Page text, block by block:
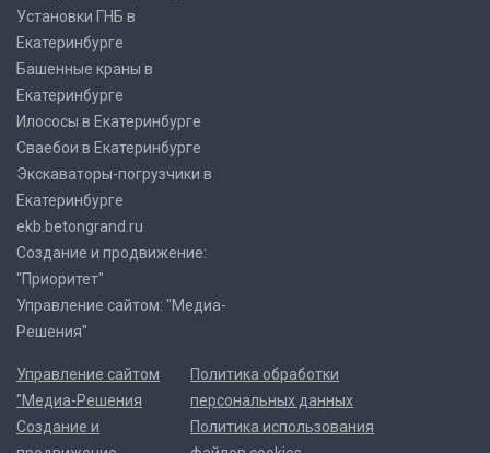
Установки ГНБ в
Екатеринбурге
Башенные краны в
Екатеринбурге
Илососы в Екатеринбурге
Сваебои в Екатеринбурге
Экскаваторы-погрузчики в
Екатеринбурге
ekb.betongrand.ru
Создание и продвижение:
"Приоритет"
Управление сайтом: "Медиа-
Решения"
Управление сайтом
"Медиа-Решения
Создание и
Политика обработки
персональных данных
Политика использования